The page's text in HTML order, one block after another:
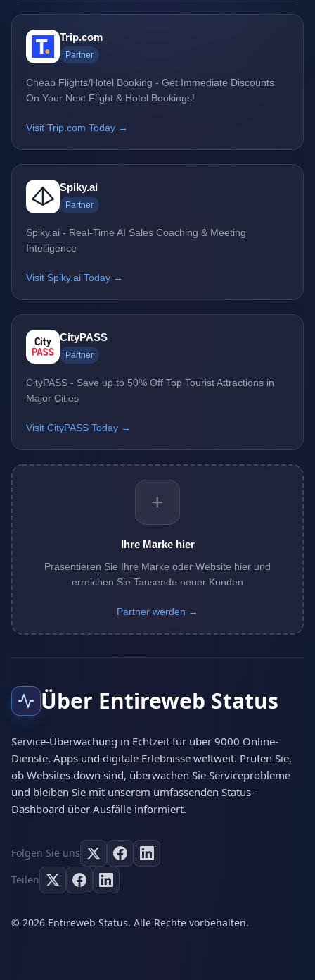
Trip.com
Partner
Cheap Flights/Hotel Booking - Get Immediate Discounts
On Your Next Flight & Hotel Bookings!
Visit Trip.com Today →
Spiky.ai
Partner
Spiky.ai - Real-Time AI Sales Coaching & Meeting
Intelligence
Visit Spiky.ai Today →
CityPASS
Partner
CityPASS - Save up to 50% Off Top Tourist Attractions in
Major Cities
Visit CityPASS Today →
+
Ihre Marke hier
Präsentieren Sie Ihre Marke oder Website hier und
erreichen Sie Tausende neuer Kunden
Partner werden →
Über Entireweb Status
Service-Überwachung in Echtzeit für über 9000 Online-
Dienste, Apps und digitale Erlebnisse weltweit. Prüfen Sie,
ob Websites down sind, überwachen Sie Serviceprobleme
und bleiben Sie mit unserem umfassenden Status-
Dashboard über Ausfälle informiert.
Folgen Sie uns
Teilen
© 2026 Entireweb Status. Alle Rechte vorbehalten.